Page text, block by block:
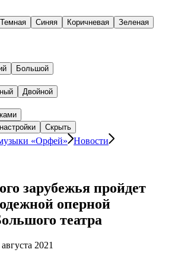
Темная Синяя Коричневая Зеленая
Большой
Двойной
Скрыть
«Орфей» Новости
зарубежья пройдет
оперной
театра
2021